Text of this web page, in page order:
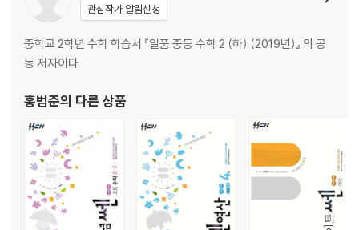
관심작가 알림신청
중학교 2학년 수학 학습서 『일품 중등 수학 2 (하) (2019년)』 의 공
동 저자이다.
홍범준의 다른 상품